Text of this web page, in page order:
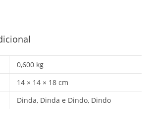
0,600 kg
14 × 14 × 18 cm
Dinda, Dinda e Dindo, Dindo